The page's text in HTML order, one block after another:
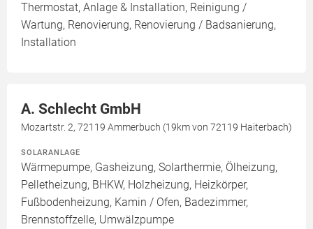
Thermostat, Anlage & Installation, Reinigung /
Wartung, Renovierung, Renovierung / Badsanierung,
Installation
A. Schlecht GmbH
Mozartstr. 2, 72119 Ammerbuch (19km von 72119 Haiterbach)
SOLARANLAGE
Wärmepumpe, Gasheizung, Solarthermie, Ölheizung,
Pelletheizung, BHKW, Holzheizung, Heizkörper,
Fußbodenheizung, Kamin / Ofen, Badezimmer,
Brennstoffzelle, Umwälzpumpe